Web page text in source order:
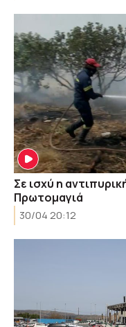
Σε ισχύ η
Πρωτομαγιά
30/04 20:12